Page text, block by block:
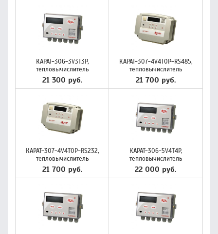
КАРАТ-306-3V3T3P,
тепловычислитель
21 300 руб.
КАРАТ-307-4V4T0P-RS485,
тепловычислитель
21 700 руб.
КАРАТ-307-4V4T0P-RS232,
тепловычислитель
21 700 руб.
КАРАТ-306-5V4T4P,
тепловычислитель
22 000 руб.